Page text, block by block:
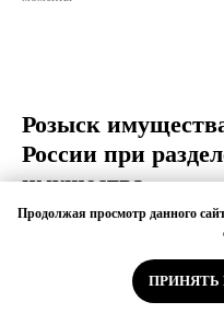
Продолжая просмотр данного
ПРИНЯТЬ
Розыск
России при
имущества
Как найти имущество супруга за